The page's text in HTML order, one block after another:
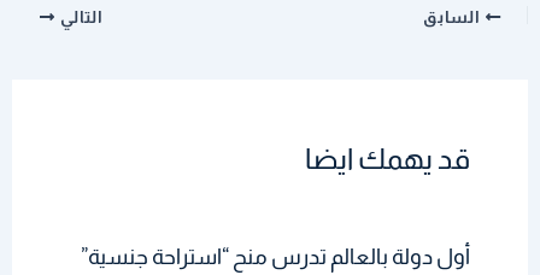
السابق التالي
قد يهمك ايضا
أول دولة بالعالم تدرس منح “استراحة جنسية”